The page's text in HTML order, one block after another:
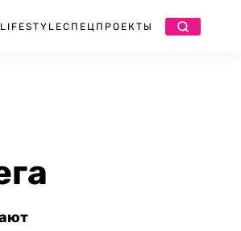
LIFESTYLEСПЕЦПРОЕКТЫ